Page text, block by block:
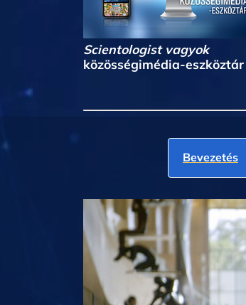
Scientologist vagyok
közösségimédia-eszköztár
Bevezetés